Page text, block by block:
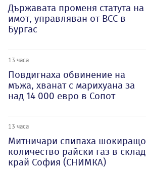
Държавата променя статута на
имот, управляван от ВСС в
Бургас
13 часа
Повдигнаха обвинение на
мъжа, хванат с марихуана за
над 14 000 евро в Сопот
13 часа
Митничари спипаха шокиращо
количество райски газ в склад
край София (СНИМКА)